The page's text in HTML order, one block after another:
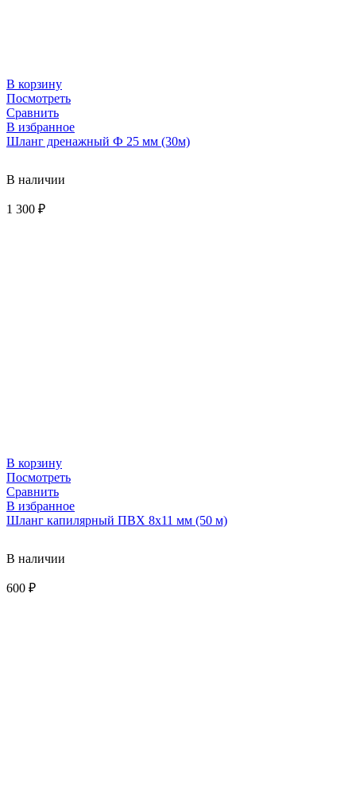
В корзину
Посмотреть
Сравнить
В избранное
Шланг дренажный Ф 25 мм (30м)
В наличии
1 300 ₽
В корзину
Посмотреть
Сравнить
В избранное
Шланг капилярный ПВХ 8х11 мм (50 м)
В наличии
600 ₽